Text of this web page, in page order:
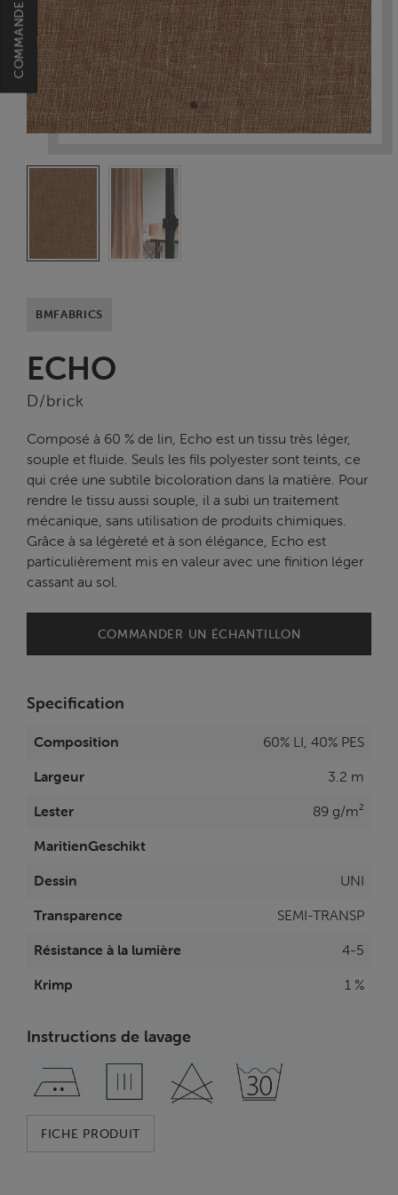
BMFABRICS
ECHO
D/brick
Composé à 60 % de lin, Echo est un tissu très léger,
souple et fluide. Seuls les fils polyester sont teints, ce
qui crée une subtile bicoloration dans la matière. Pour
rendre le tissu aussi souple, il a subi un traitement
mécanique, sans utilisation de produits chimiques.
Grâce à sa légèreté et à son élégance, Echo est
particulièrement mis en valeur avec une finition léger
cassant au sol.
COMMANDER UN ÉCHANTILLON
Specification
Composition
60% LI, 40% PES
Largeur
3.2 m
Lester
89 g/m²
MaritienGeschikt
Dessin
UNI
Transparence
SEMI-TRANSP
Résistance à la lumière
4-5
Krimp
1 %
Instructions de lavage
FICHE PRODUIT